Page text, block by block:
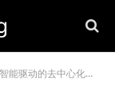
动的去中心化稳定币